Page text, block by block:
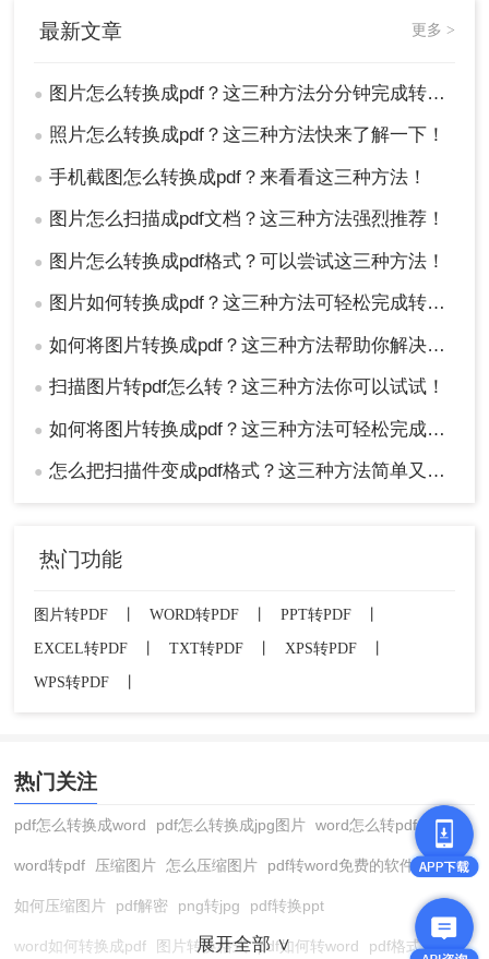
综上所述，将图片转换成PDF是一项实用且重要的
技巧，无论是在工作还是学习中，都能为您节省时
间和提升效率。通过选择适合自己的工具和方法，
并注意一些小技巧和细节，您可以轻松地将图片转
换成高质量的PDF文件。希望本文的介绍能够对您
秀的成果！
最新文章 更多 >
● 图片怎么转换成pdf？这三种方法分分钟完成转换！
● 照片怎么转换成pdf？这三种方法快来了解一下！
● 手机截图怎么转换成pdf？来看看这三种方法！
● 图片怎么扫描成pdf文档？这三种方法强烈推荐！
● 图片怎么转换成pdf格式？可以尝试这三种方法！
● 图片如何转换成pdf？这三种方法可轻松完成转换！
● 如何将图片转换成pdf？这三种方法帮助你解决问题！
● 扫描图片转pdf怎么转？这三种方法你可以试试！
● 如何将图片转换成pdf？这三种方法可轻松完成转换！
● 怎么把扫描件变成pdf格式？这三种方法简单又实用！
热门功能
图片转PDF WORD转PDF PPT转PDF
EXCEL转PDF
TXT转PDF XPS转PDF
WPS转PDF
热门关注
pdf怎么转换成word pdf怎么转换成jpg图片 word怎么转pdf
word转pdf 压缩图片 怎么压缩图片 pdf转word免费的软件
如何压缩图片 pdf解密 png转jpg pdf转换ppt
word如何转换成pdf 图片转换格式 pdf如何转word pdf格式转换
展开全部 ∨